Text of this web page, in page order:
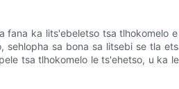
ka lits'ebeletso tsa tlhokomelo
sa bona sa litsebi se tla
tsa tlhokomelo le ts'ehetso, u ka